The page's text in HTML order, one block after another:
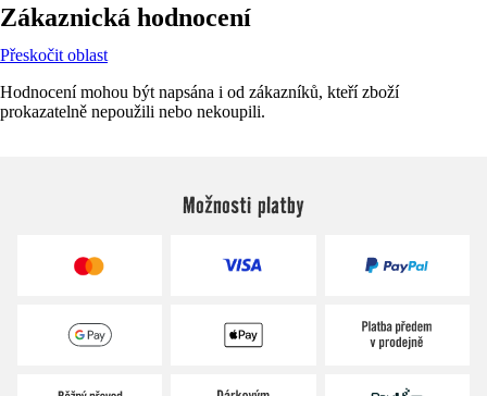
Zákaznická hodnocení
Přeskočit oblast
Hodnocení mohou být napsána i od zákazníků, kteří zboží
prokazatelně nepoužili nebo nekoupili.
Možnosti platby